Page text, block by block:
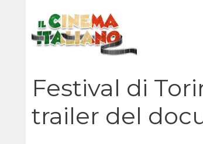
contenuto
Festival di
trailer del